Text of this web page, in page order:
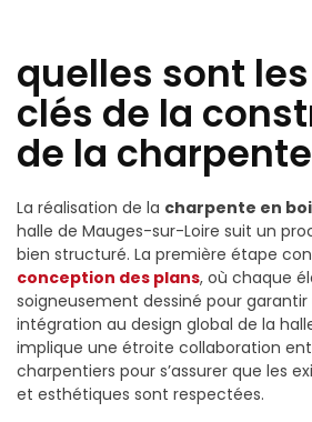
quelles sont
clés de la
de la
La réalisation de la charpente en
halle de Mauges-sur-Loire suit un
bien structuré. La première étape
conception des plans, où chaque
soigneusement dessiné pour
intégration au design global de la
implique une étroite collaboration
charpentiers pour s’assurer que les
et esthétiques sont respectées.